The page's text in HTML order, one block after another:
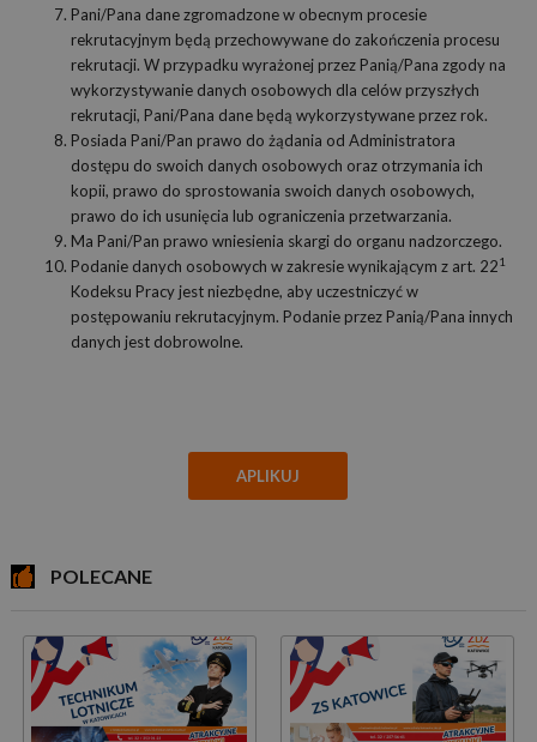
Pani/Pana dane zgromadzone w obecnym procesie
rekrutacyjnym będą przechowywane do zakończenia procesu
rekrutacji. W przypadku wyrażonej przez Panią/Pana zgody na
wykorzystywanie danych osobowych dla celów przyszłych
rekrutacji, Pani/Pana dane będą wykorzystywane przez rok.
Posiada Pani/Pan prawo do żądania od Administratora
dostępu do swoich danych osobowych oraz otrzymania ich
kopii, prawo do sprostowania swoich danych osobowych,
prawo do ich usunięcia lub ograniczenia przetwarzania.
Ma Pani/Pan prawo wniesienia skargi do organu nadzorczego.
Podanie danych osobowych w zakresie wynikającym z art. 221
Kodeksu Pracy jest niezbędne, aby uczestniczyć w
postępowaniu rekrutacyjnym. Podanie przez Panią/Pana innych
danych jest dobrowolne.
APLIKUJ
POLECANE